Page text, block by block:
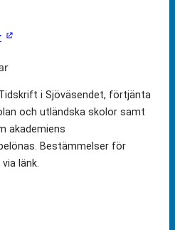
i Sjöväsendet, förtjänta
och utländska skolor samt
akademiens
Bestämmelser för
länk.